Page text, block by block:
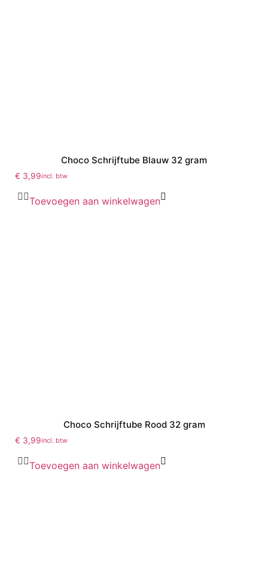
Choco Schrijftube Blauw 32 gram
€ 3,99incl. btw
Toevoegen aan winkelwagen
Choco Schrijftube Rood 32 gram
€ 3,99incl. btw
Toevoegen aan winkelwagen